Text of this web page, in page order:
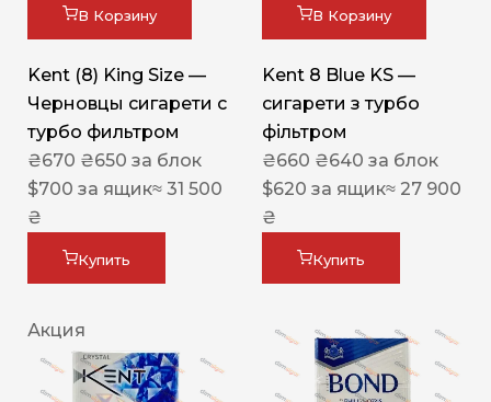
В Корзину
Kent (8) King Size —
Черновцы сигарети с
турбо фильтром
₴670 ₴650 за блок
$700 за ящик≈ 31 500
₴
Купить
В Корзину
Kent 8 Blue KS —
сигарети з турбо
фільтром
₴660 ₴640 за блок
$620 за ящик≈ 27 900
₴
Купить
Акция